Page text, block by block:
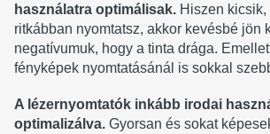
használatra optimálisak. Hiszen
ritkábban nyomtatsz, akkor kevésbé jön
negatívumuk, hogy a tinta drága.
fényképek nyomtatásánál is sokkal
A lézernyomtatók inkább irodai
optimalizálva. Gyorsan és sokat